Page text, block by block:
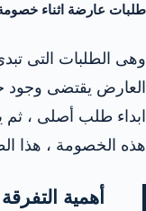
طلبات عارضة اثناء
وهى الطلبات التى
العارض يقتضى وجود
ابداء طلب أصلى ، ثم
هذه الخصومة ، هذا
أهمية